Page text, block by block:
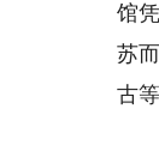
馆
苏
古
“